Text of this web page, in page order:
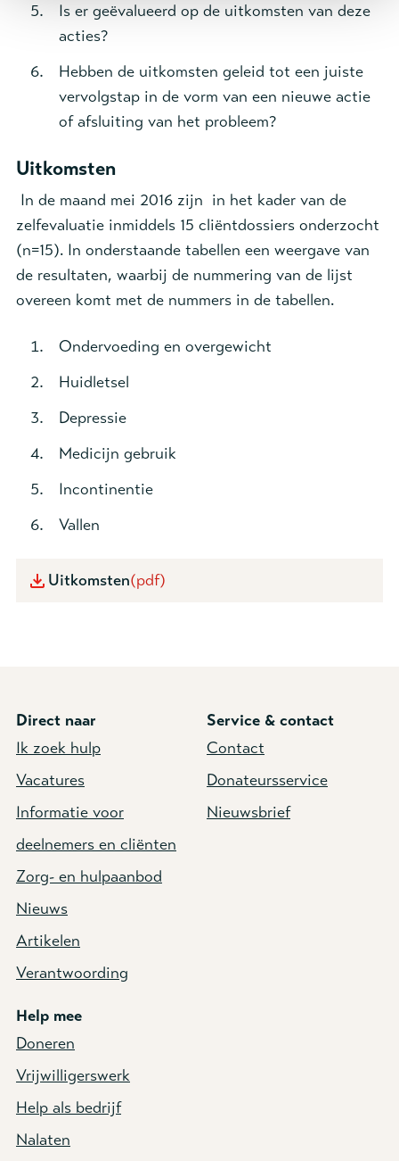
Is er geëvalueerd op de uitkomsten van deze
acties?
Hebben de uitkomsten geleid tot een juiste
vervolgstap in de vorm van een nieuwe actie
of afsluiting van het probleem?
Uitkomsten
In de maand mei 2016 zijn in het kader van de
zelfevaluatie inmiddels 15 cliëntdossiers onderzocht
(n=15). In onderstaande tabellen een weergave van
de resultaten, waarbij de nummering van de lijst
overeen komt met de nummers in de tabellen.
Ondervoeding en overgewicht
Huidletsel
Depressie
Medicijn gebruik
Incontinentie
Vallen
Uitkomsten(pdf)
Direct naar
Ik zoek hulp
Vacatures
Informatie voor
deelnemers en cliënten
Zorg- en hulpaanbod
Nieuws
Artikelen
Verantwoording
Service & contact
Contact
Donateursservice
Nieuwsbrief
Help mee
Doneren
Vrijwilligerswerk
Help als bedrijf
Nalaten